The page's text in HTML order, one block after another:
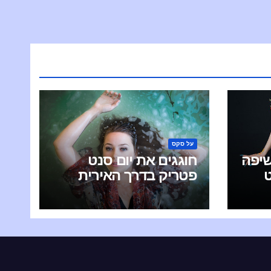
על סקס
חוגגים את יום סנט
פטריק בדרך האירית